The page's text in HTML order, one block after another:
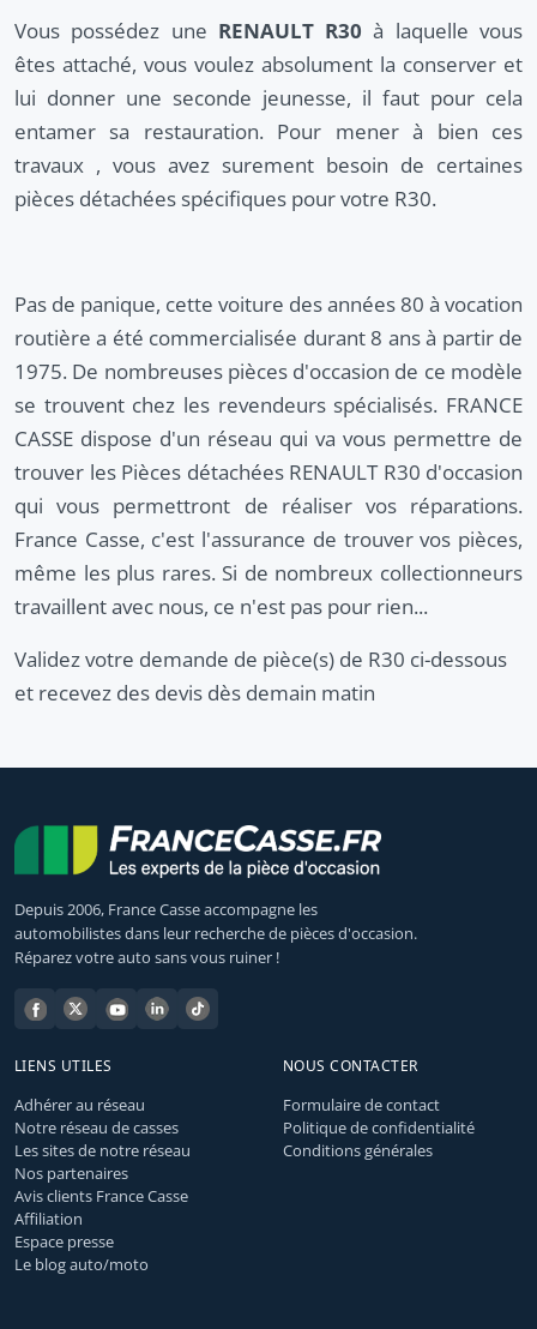
Vous possédez une RENAULT R30 à laquelle vous
êtes attaché, vous voulez absolument la conserver et
lui donner une seconde jeunesse, il faut pour cela
entamer sa restauration. Pour mener à bien ces
travaux , vous avez surement besoin de certaines
pièces détachées spécifiques pour votre R30.
Pas de panique, cette voiture des années 80 à vocation
routière a été commercialisée durant 8 ans à partir de
1975. De nombreuses pièces d'occasion de ce modèle
se trouvent chez les revendeurs spécialisés. FRANCE
CASSE dispose d'un réseau qui va vous permettre de
trouver les Pièces détachées RENAULT R30 d'occasion
qui vous permettront de réaliser vos réparations.
France Casse, c'est l'assurance de trouver vos pièces,
même les plus rares. Si de nombreux collectionneurs
travaillent avec nous, ce n'est pas pour rien...
Validez votre demande de pièce(s) de R30 ci-dessous
et recevez des devis dès demain matin
Depuis 2006, France Casse accompagne les
automobilistes dans leur recherche de pièces d'occasion.
Réparez votre auto sans vous ruiner !
LIENS UTILES
Adhérer au réseau
Notre réseau de casses
Les sites de notre réseau
Nos partenaires
Avis clients France Casse
Affiliation
Espace presse
Le blog auto/moto
NOUS CONTACTER
Formulaire de contact
Politique de confidentialité
Conditions générales